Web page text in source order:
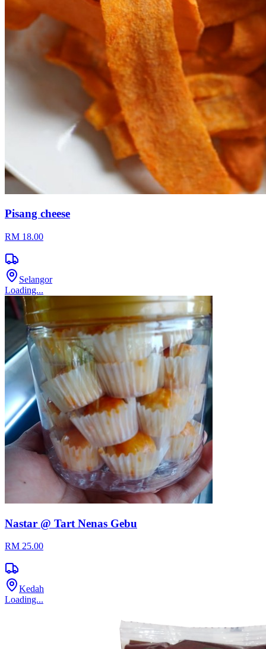
Pisang cheese
RM 18.00
Selangor
Loading...
Nastar @ Tart Nenas Gebu
RM 25.00
Kedah
Loading...